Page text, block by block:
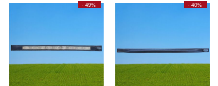
- 49% - 40%